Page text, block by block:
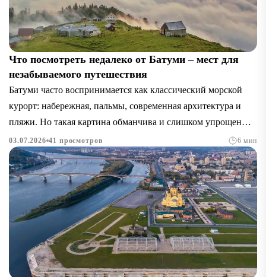
Что посмотреть недалеко от Батуми – мест для
незабываемого путешествия
Батуми часто воспринимается как классический морской
курорт: набережная, пальмы, современная архитектура и
пляжи. Но такая картина обманчива и слишком упрощена.
Реальный потенциал региона раскрывается только...
03.07.2026 41 просмотров 6 мин